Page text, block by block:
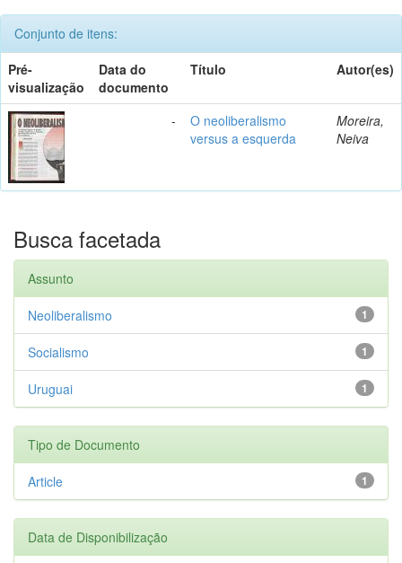
Conjunto de itens:
Pré-
visualização
Data do
documento
Título Autor(es)
-
O neoliberalismo
versus a esquerda
Moreira,
Neiva
Busca facetada
Assunto
1
Neoliberalismo
1
Socialismo
1
Uruguai
Tipo de Documento
1
Article
Data de Disponibilização